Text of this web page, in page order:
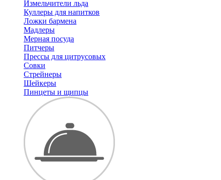
Измельчители льда
Куллеры для напитков
Ложки бармена
Мадлеры
Мерная посуда
Питчеры
Прессы для цитрусовых
Совки
Стрейнеры
Шейкеры
Пинцеты и щипцы